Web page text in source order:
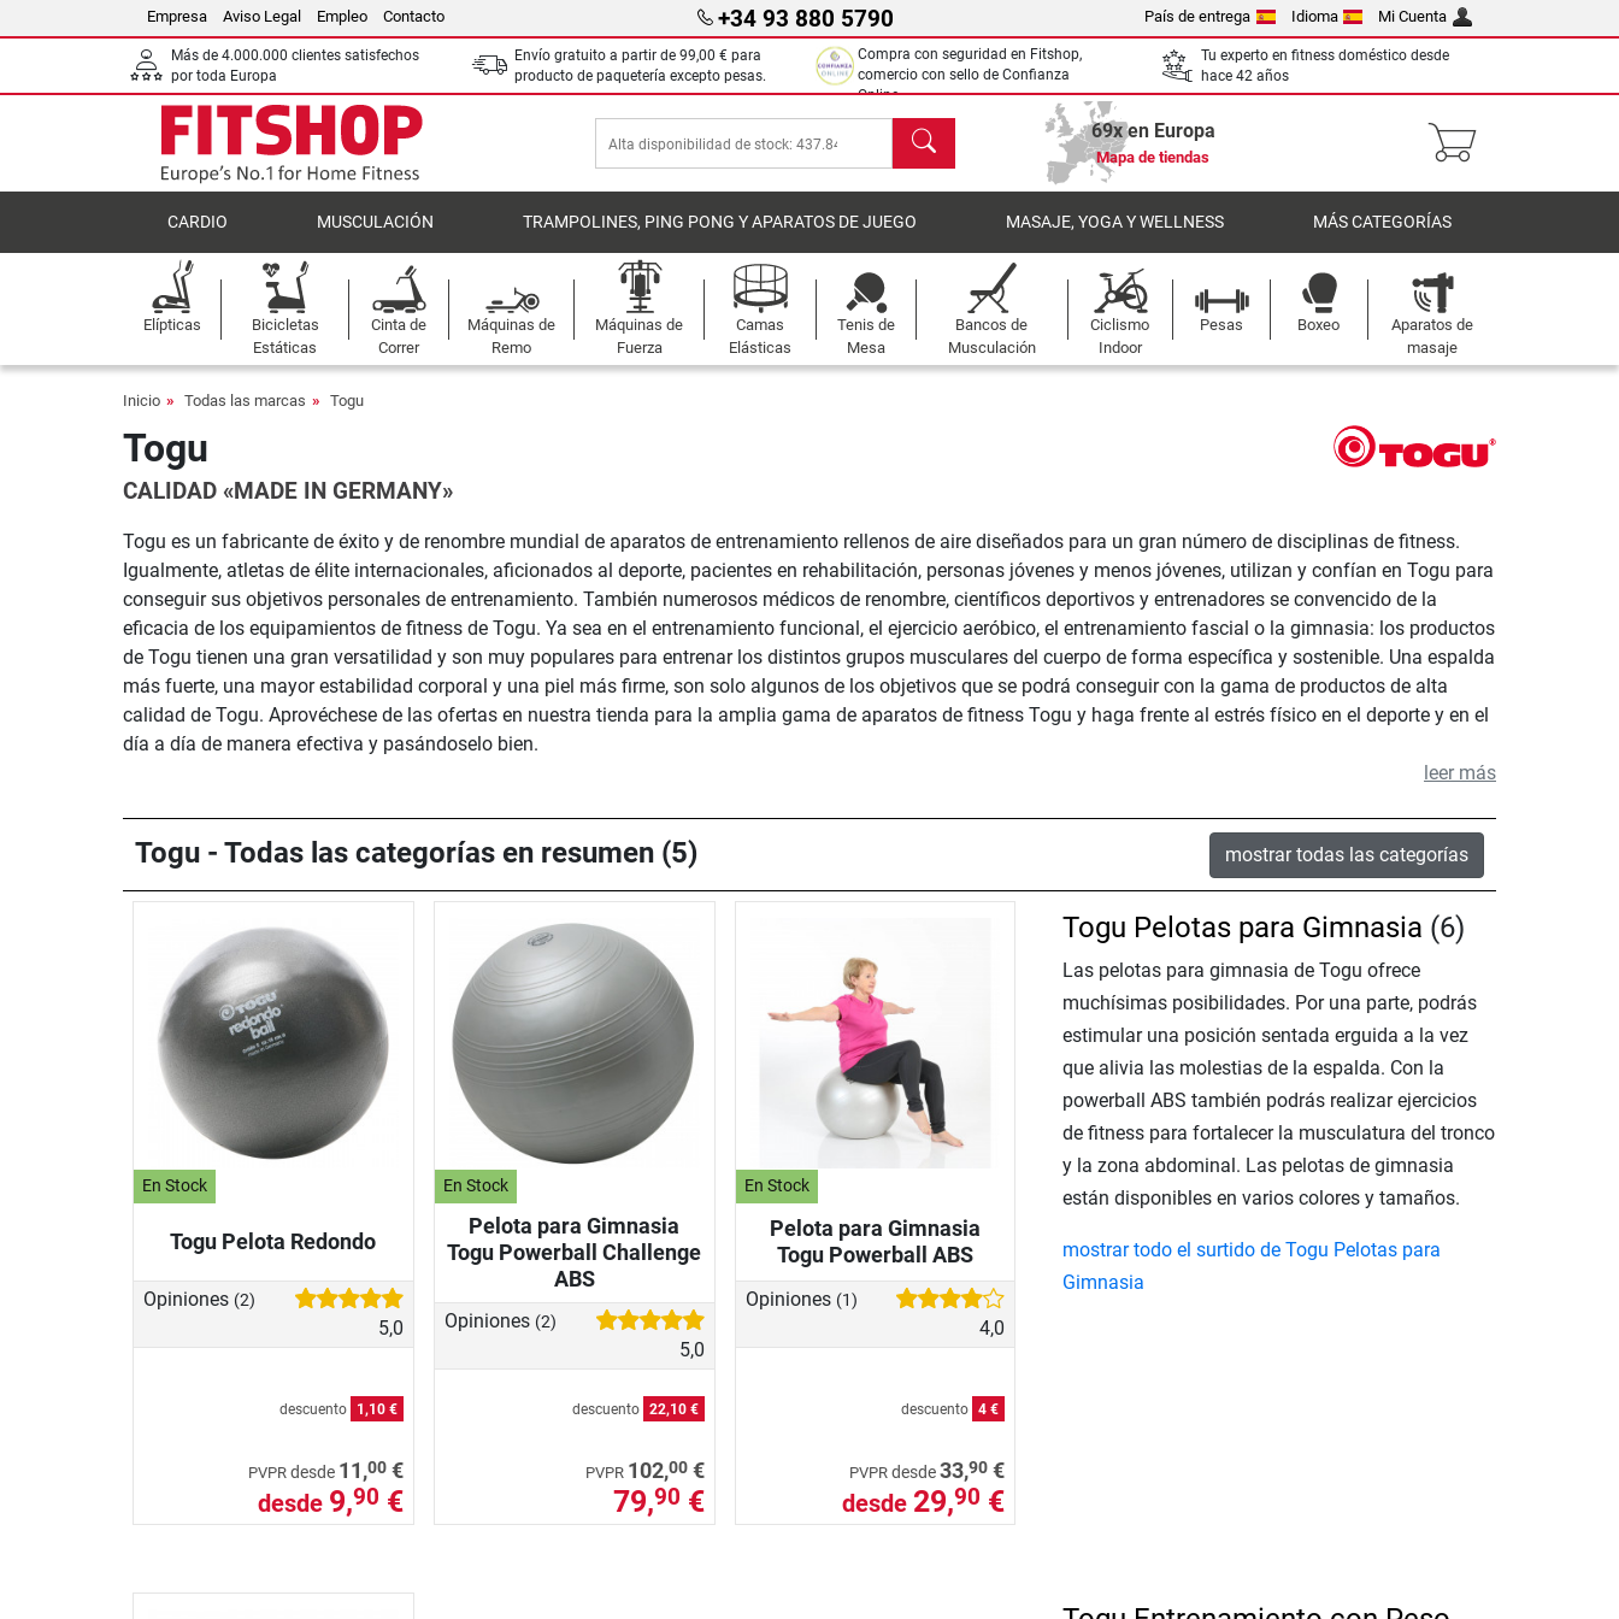
Empresa Aviso Legal Empleo Contacto +34 93 880 5790 País de entrega Idioma Mi Cuenta
Más de 4.000.000 clientes satisfechos
por toda Europa
Envío gratuito a partir de 99,00 € para
producto de paquetería excepto pesas.
Compra con seguridad en Fitshop,
comercio con sello de Confianza
Online.
Tu experto en fitness doméstico desde
hace 42 años
Buscar 69x en Europa
Mapa de tiendas
CARDIO MUSCULACIÓN TRAMPOLINES, PING PONG Y APARATOS DE JUEGO MASAJE, YOGA Y WELLNESS MÁS CATEGORÍAS
Elípticas
Bicicletas
Estáticas
Cinta de
Correr
Máquinas de
Remo
Máquinas de
Fuerza
Camas
Elásticas
Tenis de
Mesa
Bancos de
Musculación
Ciclismo
Indoor
Pesas Boxeo
Aparatos de
masaje
Inicio Todas las marcas Togu
Togu
CALIDAD «MADE IN GERMANY»
Togu es un fabricante de éxito y de renombre mundial de aparatos de entrenamiento rellenos de aire diseñados para un gran número de disciplinas de fitness.
Igualmente, atletas de élite internacionales, aficionados al deporte, pacientes en rehabilitación, personas jóvenes y menos jóvenes, utilizan y confían en Togu para
conseguir sus objetivos personales de entrenamiento. También numerosos médicos de renombre, científicos deportivos y entrenadores se convencido de la
eficacia de los equipamientos de fitness de Togu. Ya sea en el entrenamiento funcional, el ejercicio aeróbico, el entrenamiento fascial o la gimnasia: los productos
de Togu tienen una gran versatilidad y son muy populares para entrenar los distintos grupos musculares del cuerpo de forma específica y sostenible. Una espalda
más fuerte, una mayor estabilidad corporal y una piel más firme, son solo algunos de los objetivos que se podrá conseguir con la gama de productos de alta
calidad de Togu. Aprovéchese de las ofertas en nuestra tienda para la amplia gama de aparatos de fitness Togu y haga frente al estrés físico en el deporte y en el
día a día de manera efectiva y pasándoselo bien.
leer más
Togu - Todas las categorías en resumen (5) mostrar todas las categorías
En Stock
Togu Pelota Redondo
Opiniones (2)
5,0
descuento 1,10 €
PVPRdesde 11,00€
desde 9,90 €
En Stock
Pelota para Gimnasia
Togu Powerball Challenge
ABS
Opiniones (2)
5,0
descuento 22,10 €
PVPR 102,00€
79,90 €
En Stock
Pelota para Gimnasia
Togu Powerball ABS
Opiniones (1)
4,0
descuento 4 €
PVPR desde33,90 €
desde 29,90 €
Togu Pelotas para Gimnasia (6)
Las pelotas para gimnasia de Togu ofrece
muchísimas posibilidades. Por una parte, podrás
estimular una posición sentada erguida a la vez
que alivia las molestias de la espalda. Con la
powerball ABS también podrás realizar ejercicios
de fitness para fortalecer la musculatura del tronco
y la zona abdominal. Las pelotas de gimnasia
están disponibles en varios colores y tamaños.
mostrar todo el surtido de Togu Pelotas para
Gimnasia